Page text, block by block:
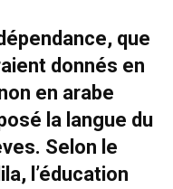
que
donnés en
en arabe
la langue du
Selon le
l’éducation